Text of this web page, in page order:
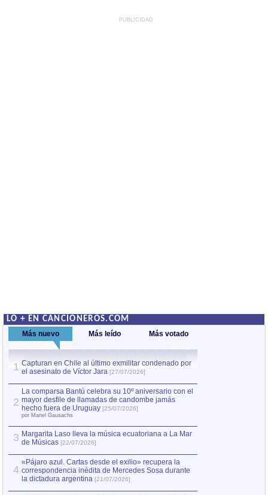
PUBLICIDAD
LO + EN CANCIONEROS.COM
Más nuevo Más leído Más votado
1 Capturan en Chile al último exmilitar condenado por
el asesinato de Víctor Jara [27/07/2026]
2
La comparsa Bantú celebra su 10º aniversario con el
mayor desfile de llamadas de candombe jamás
hecho fuera de Uruguay [25/07/2026]
por Manel Gausachs
3 Margarita Laso lleva la música ecuatoriana a La Mar
de Músicas [22/07/2026]
4
«Pájaro azul. Cartas desde el exilio» recupera la
correspondencia inédita de Mercedes Sosa durante
la dictadura argentina [21/07/2026]